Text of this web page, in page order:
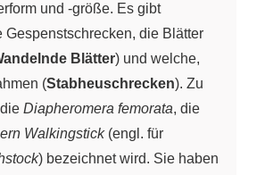
und -größe. Es gibt
Gespenstschrecken, die Blätter
Blätter) und welche,
(Stabheuschrecken). Zu
Diapheromera femorata, die
Walkingstick(engl. für
) bezeichnet wird. Sie haben